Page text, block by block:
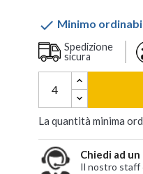
 Minimo
Spedizione
sicura
La quantità minima
Chiedi ad
Il nostro staff